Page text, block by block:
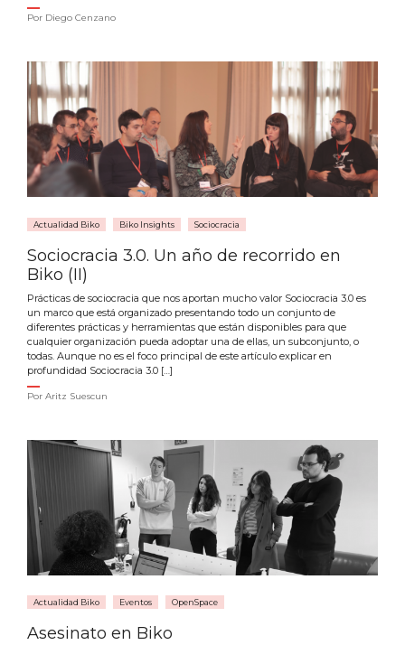
Por Diego Cenzano
Actualidad Biko Biko Insights Sociocracia
Sociocracia 3.0. Un año de recorrido en
Biko (II)
Prácticas de sociocracia que nos aportan mucho valor Sociocracia 3.0 es
un marco que está organizado presentando todo un conjunto de
diferentes prácticas y herramientas que están disponibles para que
cualquier organización pueda adoptar una de ellas, un subconjunto, o
todas. Aunque no es el foco principal de este artículo explicar en
profundidad Sociocracia 3.0 […]
Por Aritz Suescun
Actualidad Biko Eventos OpenSpace
Asesinato en Biko